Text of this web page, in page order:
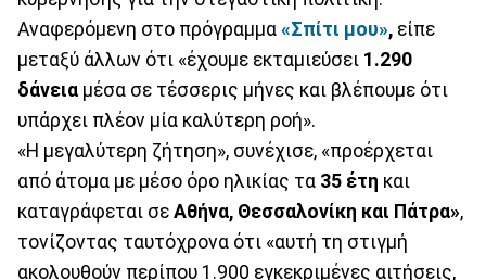
Αναφερόμενη στο πρόγραμμα «Σπίτι μου», είπε
μεταξύ άλλων ότι «έχουμε εκταμιεύσει 1.290
δάνεια μέσα σε τέσσερις μήνες και βλέπουμε ότι
υπάρχει πλέον μία καλύτερη ροή».
«Η μεγαλύτερη ζήτηση», συνέχισε, «προέρχεται
από άτομα με μέσο όρο ηλικίας τα 35 έτη και
καταγράφεται σε Αθήνα, Θεσσαλονίκη και Πάτρα»,
τονίζοντας ταυτόχρονα ότι «αυτή τη στιγμή
ακολουθούν περίπου 1.900 εγκεκριμένες αιτήσεις,